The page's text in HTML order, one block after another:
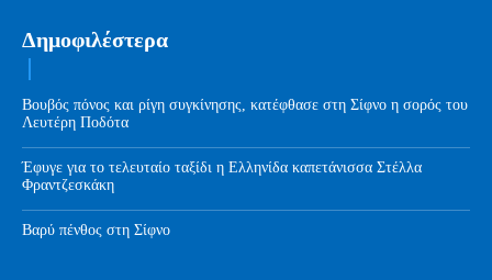
Δημοφιλέστερα
Βουβός πόνος και ρίγη συγκίνησης, κατέφθασε στη Σίφνο η σορός του
Λευτέρη Ποδότα
Έφυγε για το τελευταίο ταξίδι η Ελληνίδα καπετάνισσα Στέλλα
Φραντζεσκάκη
Βαρύ πένθος στη Σίφνο